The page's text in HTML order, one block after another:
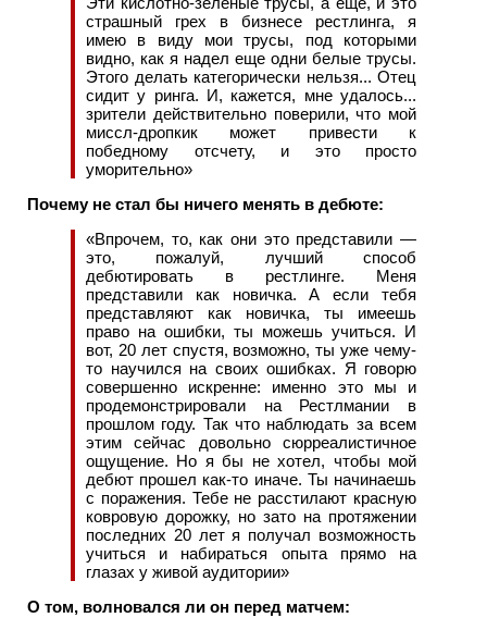
страшный грех в бизнесе рестлинга, я
имею в виду мои трусы, под которыми
видно, как я надел еще одни белые трусы.
Этого делать категорически нельзя... Отец
сидит у ринга. И, кажется, мне удалось...
зрители действительно поверили, что мой
миссл-дропкик может привести к
победному отсчету, и это просто
уморительно»
Почему не стал бы ничего менять в дебюте:
«Впрочем, то, как они это представили —
это, пожалуй, лучший способ
дебютировать в рестлинге. Меня
представили как новичка. А если тебя
представляют как новичка, ты имеешь
право на ошибки, ты можешь учиться. И
вот, 20 лет спустя, возможно, ты уже чему-
то научился на своих ошибках. Я говорю
совершенно искренне: именно это мы и
продемонстрировали на Рестлмании в
прошлом году. Так что наблюдать за всем
этим сейчас довольно сюрреалистичное
ощущение. Но я бы не хотел, чтобы мой
дебют прошел как-то иначе. Ты начинаешь
с поражения. Тебе не расстилают красную
ковровую дорожку, но зато на протяжении
последних 20 лет я получал возможность
учиться и набираться опыта прямо на
глазах у живой аудитории»
О том, волновался ли он перед матчем: